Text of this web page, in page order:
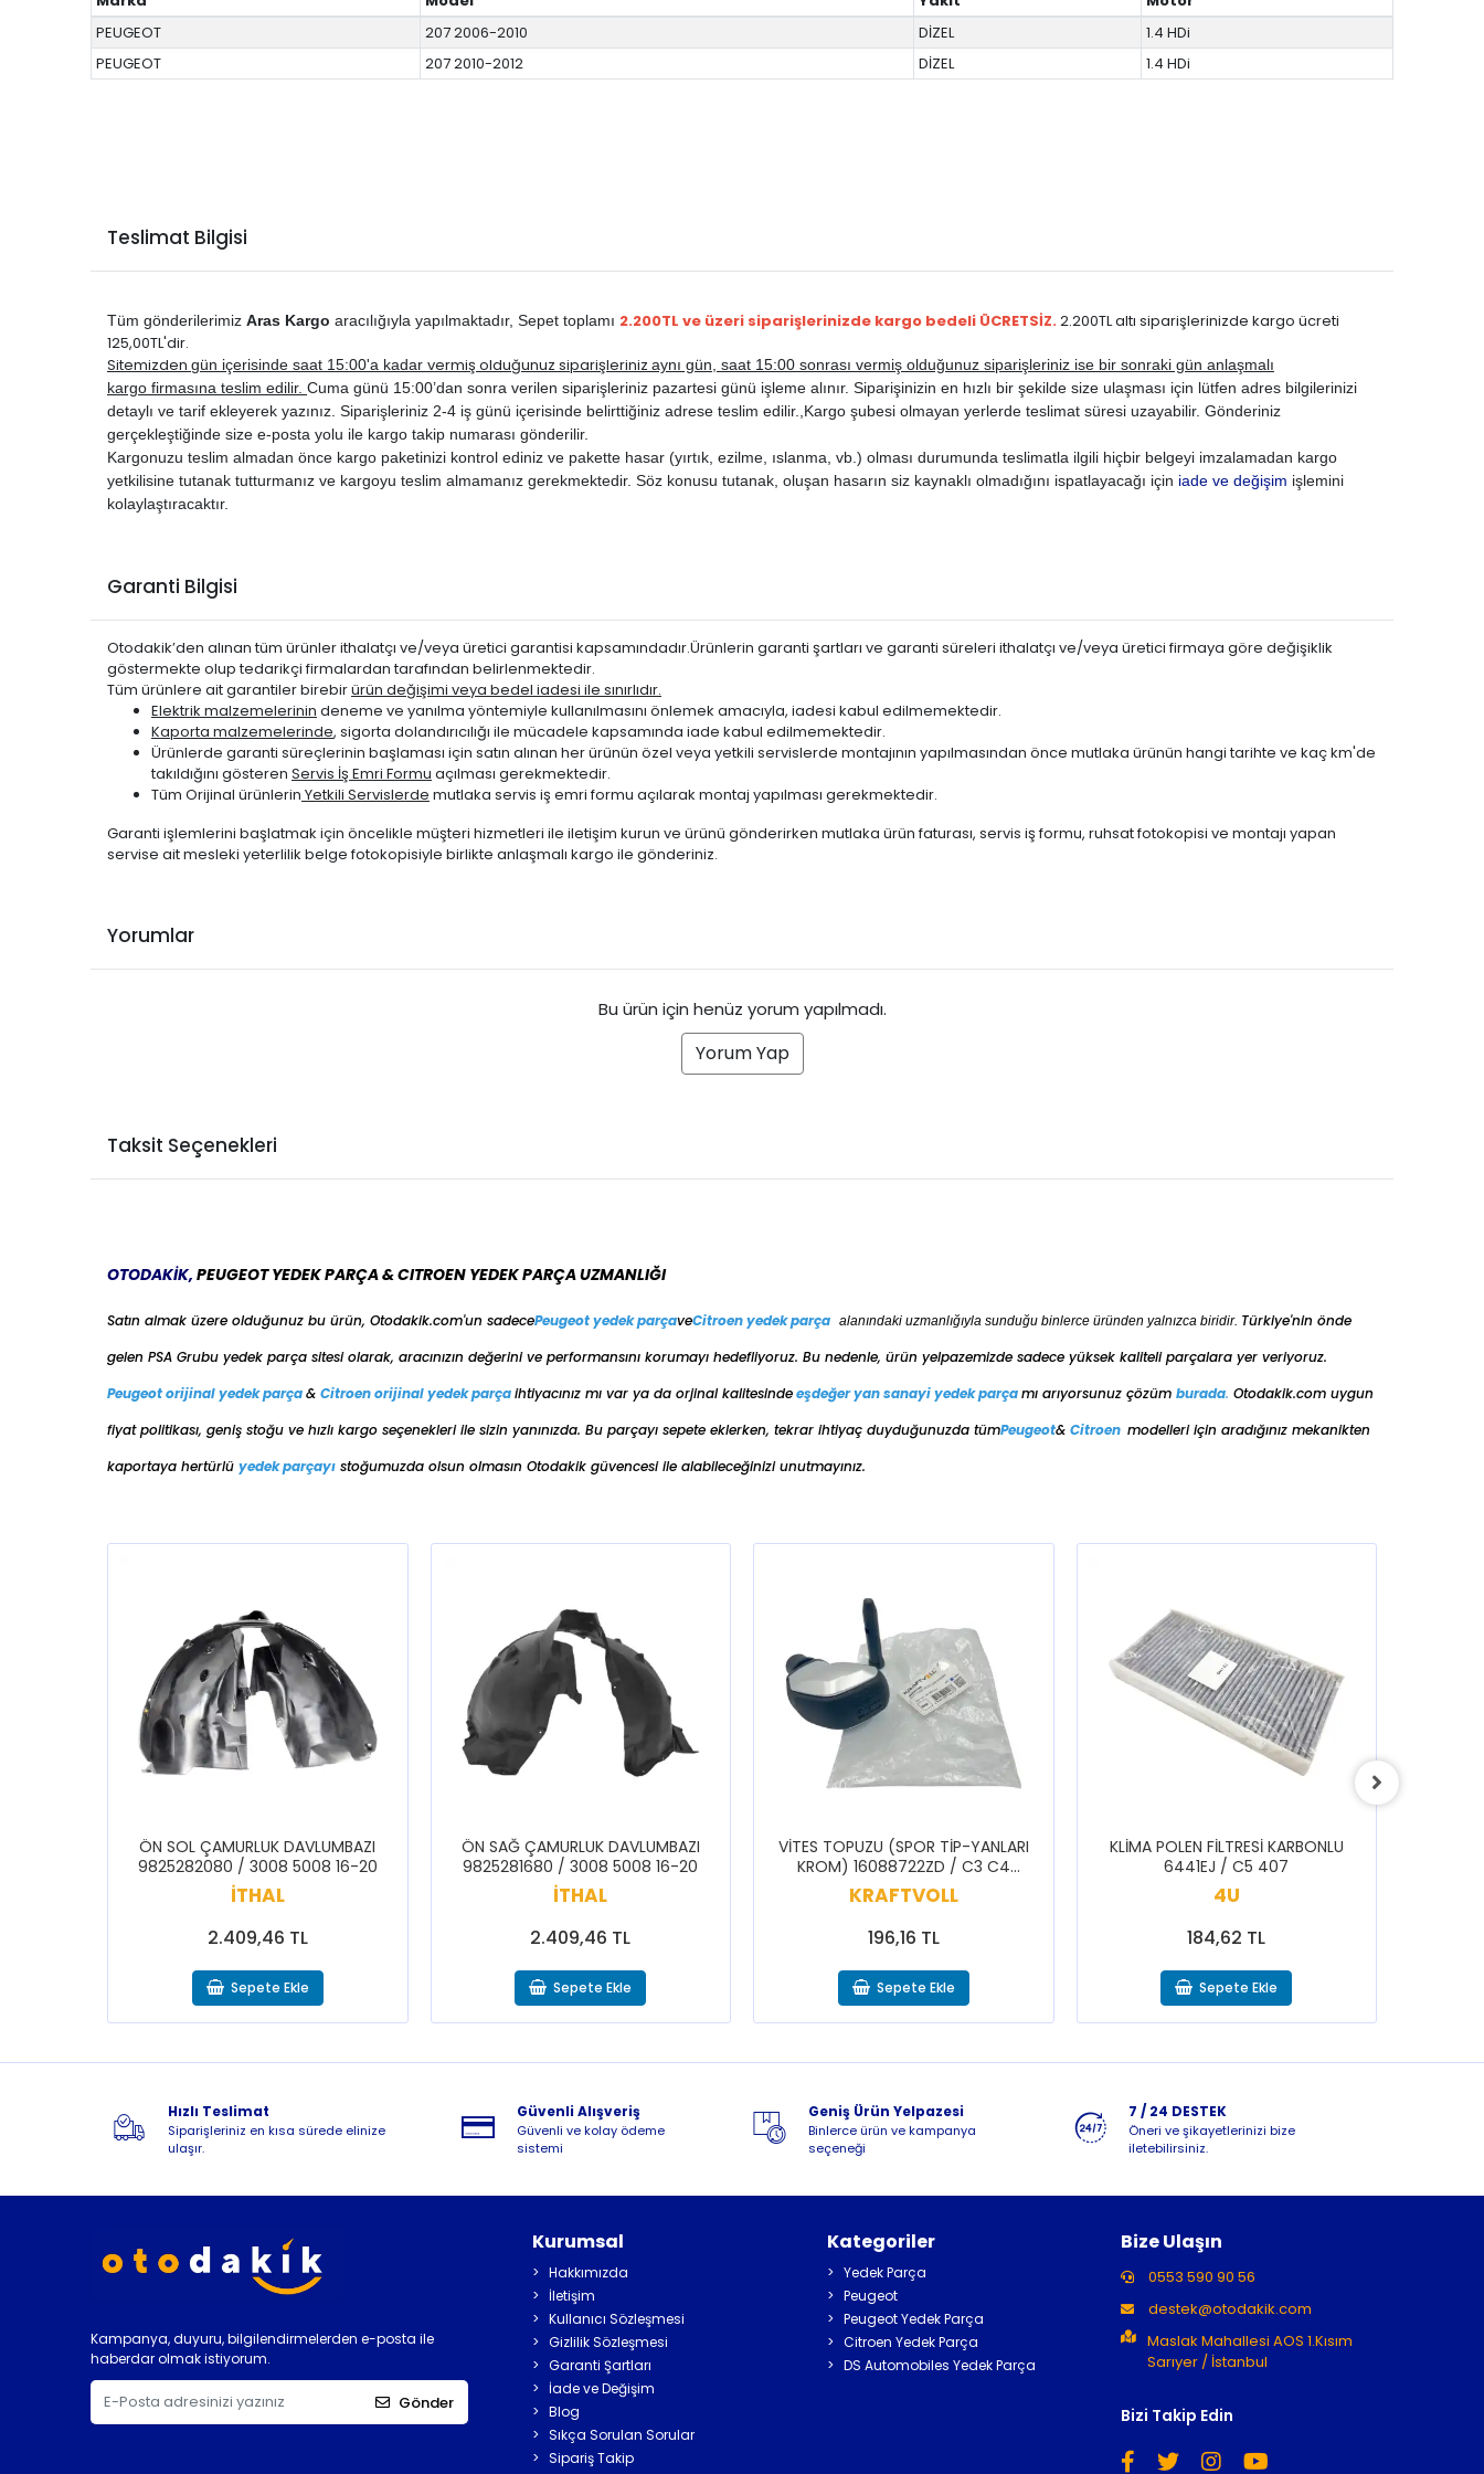
PEUGEOT
207 2006-2010 DİZEL
1.4 HDi
PEUGEOT
207 2010-2012 DİZEL 1.4 HDi
Teslimat Bilgisi
Tüm gönderilerimiz Aras Kargo aracılığıyla yapılmaktadır, Sepet toplamı 2.200TL ve üzeri siparişlerinizde kargo bedeli ÜCRETSİZ.2.200TL altı siparişlerinizde kargo ücreti
125,00TL'dir.
Sitemizden gün içerisinde saat 15:00'a kadar vermiş olduğunuz siparişleriniz aynı gün, saat 15:00 sonrası vermiş olduğunuz siparişleriniz ise bir sonraki gün anlaşmalı
kargo firmasına teslim edilir. Cuma günü 15:00’dan sonra verilen siparişleriniz pazartesi günü işleme alınır. Siparişinizin en hızlı bir şekilde size ulaşması için lütfen adres bilgilerinizi
detaylı ve tarif ekleyerek yazınız. Siparişleriniz 2-4 iş günü içerisinde belirttiğiniz adrese teslim edilir., Kargo şubesi olmayan yerlerde teslimat süresi uzayabilir. Gönderiniz
gerçekleştiğinde size e-posta yolu ile kargo takip numarası gönderilir.
Kargonuzu teslim almadan önce kargo paketinizi kontrol ediniz ve pakette hasar (yırtık, ezilme, ıslanma, vb.) olması durumunda teslimatla ilgili hiçbir belgeyi imzalamadan kargo
yetkilisine tutanak tutturmanız ve kargoyu teslim almamanız gerekmektedir. Söz konusu tutanak, oluşan hasarın siz kaynaklı olmadığını ispatlayacağı için iade ve değişim işlemini
kolaylaştıracaktır.
Garanti Bilgisi
Otodakik’den alınan tüm ürünler ithalatçı ve/veya üretici garantisi kapsamındadır.Ürünlerin garanti şartları ve garanti süreleri ithalatçı ve/veya üretici firmaya göre değişiklik
göstermekte olup tedarikçi firmalardan tarafından belirlenmektedir.
Tüm ürünlere ait garantiler birebirürün değişimi veya bedel iadesi ile sınırlıdır.
Elektrik malzemelerinin deneme ve yanılma yöntemiyle kullanılmasını önlemek amacıyla, iadesi kabul edilmemektedir.
Kaporta malzemelerinde, sigorta dolandırıcılığı ile mücadele kapsamında iade kabul edilmemektedir.
Ürünlerde garanti süreçlerinin başlaması için satın alınan her ürünün özel veya yetkili servislerde montajının yapılmasından önce mutlaka ürünün hangi tarihte ve kaç km'de
takıldığını gösteren Servis İş Emri Formu açılması gerekmektedir.
Tüm Orijinal ürünlerin Yetkili Servislerde mutlaka servis iş emri formu açılarak montaj yapılması gerekmektedir.
Garanti işlemlerini başlatmak için öncelikle müşteri hizmetleri ile iletişim kurun ve ürünü gönderirken mutlaka ürün faturası, servis iş formu, ruhsat fotokopisi ve montajı yapan
servise ait mesleki yeterlilik belge fotokopisiyle birlikte anlaşmalı kargo ile gönderiniz.
Yorumlar
Bu ürün için henüz yorum yapılmadı.
Yorum Yap
Taksit Seçenekleri
OTODAKİK, PEUGEOT YEDEK PARÇA & CITROEN YEDEK PARÇA UZMANLIĞI
Satın almak üzere olduğunuz bu ürün, Otodakik.com'un sadecePeugeot yedek parçaveCitroen yedek parça alanındaki uzmanlığıyla sunduğu binlerce üründen yalnızca biridir. Türkiye'nin önde
gelen PSA Grubu yedek parça sitesi olarak, aracınızın değerini ve performansını korumayı hedefliyoruz. Bu nedenle, ürün yelpazemizde sadece yüksek kaliteli parçalara yer veriyoruz.
Peugeot orijinal yedek parça& Citroen orijinal yedek parçaihtiyacınız mı var ya da orjinal kalitesindeeşdeğeryan sanayi yedek parçamı arıyorsunuz çözüm burada. Otodakik.com uygun
fiyat politikası, geniş stoğu ve hızlı kargo seçenekleri ile sizin yanınızda. Bu parçayı sepete eklerken, tekrar ihtiyaç duyduğunuzda tümPeugeot& Citroen modelleri için aradığınız mekanikten
kaportaya hertürlü yedek parçayı stoğumuzda olsun olmasın Otodakik güvencesi ile alabileceğinizi unutmayınız.
ÖN SOL ÇAMURLUK DAVLUMBAZI
9825282080 / 3008 5008 16-20
İTHAL
2.409,46 TL
Sepete Ekle
ÖN SAĞ ÇAMURLUK DAVLUMBAZI
9825281680 / 3008 5008 16-20
İTHAL
2.409,46 TL
Sepete Ekle
VİTES TOPUZU (SPOR TİP-YANLARI
KROM) 16088722ZD / C3 C4
CELYSEE C3 BERLİNGO 308 3008
5008 PARTNER RİFTER
KRAFTVOLL
196,16 TL
Sepete Ekle
KLİMA POLEN FİLTRESİ KARBONLU
6441EJ / C5 407
4U
184,62 TL
Sepete Ekle
Hızlı Teslimat
Siparişleriniz en kısa sürede elinize
ulaşır.
Güvenli Alışveriş
Güvenli ve kolay ödeme
sistemi
Geniş Ürün Yelpazesi
Binlerce ürün ve kampanya
seçeneği
7 / 24 DESTEK
Öneri ve şikayetlerinizi bize
iletebilirsiniz.
Kampanya, duyuru, bilgilendirmelerden e-posta ile
haberdar olmak istiyorum.
Gönder
Kurumsal
Hakkımızda
İletişim
Kullanıcı Sözleşmesi
Gizlilik Sözleşmesi
Garanti Şartları
İade ve Değişim
Blog
Sıkça Sorulan Sorular
Sipariş Takip
Kategoriler
Yedek Parça
Peugeot
Peugeot Yedek Parça
Citroen Yedek Parça
DS Automobiles Yedek Parça
Bize Ulaşın
0553 590 90 56
destek@otodakik.com
Maslak Mahallesi AOS 1.Kısım
Sarıyer / İstanbul
Bizi Takip Edin